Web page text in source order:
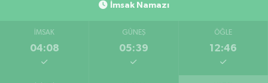
İmsak Namazı
İMSAK
04:08
GÜNEŞ
05:39
ÖĞLE
12:46